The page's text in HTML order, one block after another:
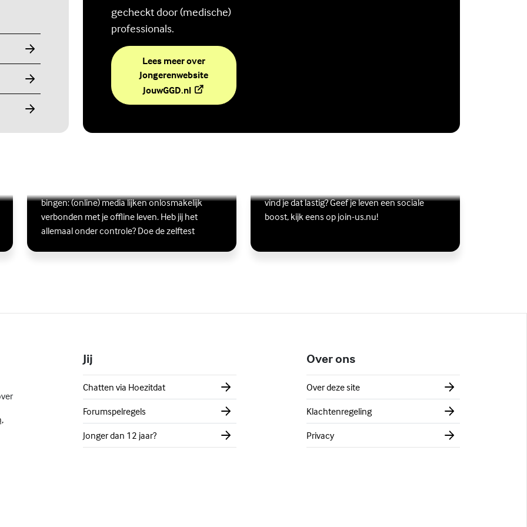
gecheckt door (medische)
professionals.
Lees meer over
Jongerenwebsite
JouwGGD.nl(Externe link)
bingen: (online) media lijken onlosmakelijk
verbonden met je offline leven. Heb jij het
allemaal onder controle? Doe de zelftest
Lees meer over Ben jij digitaal in balans?
(Externe link)
vind je dat lastig? Geef je leven een sociale
boost, kijk eens op join-us.nu!
Lees meer over Vriendschap
(Externe link)
Jij
Chatten via Hoezitdat
Forumspelregels
Jonger dan 12 jaar?
Over ons
Over deze site
Klachtenregeling
Privacy